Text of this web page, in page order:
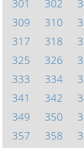
301
302
309
310
317
318
325
326
333
334
341
342
349
350
357
358